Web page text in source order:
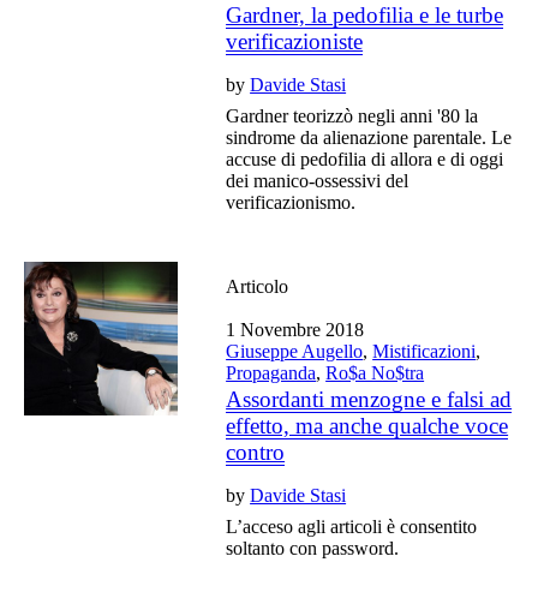
Gardner, la pedofilia e le turbe
verificazioniste
byDavide Stasi
Gardner teorizzò negli anni '80 la
sindrome da alienazione parentale. Le
accuse di pedofilia di allora e di oggi
dei manico-ossessivi del
verificazionismo.
Articolo
1 Novembre 2018
Giuseppe Augello,Mistificazioni,
Propaganda,Ro$a No$tra
Assordanti menzogne e falsi ad
effetto, ma anche qualche voce
contro
byDavide Stasi
L’acceso agli articoli è consentito
soltanto con password.